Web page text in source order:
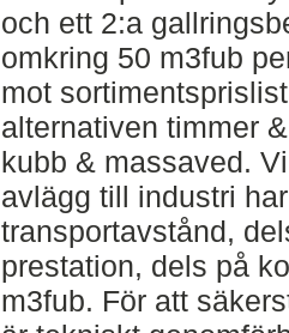
och ett 2:a
omkring 50 m3fub
mot
alternativen timmer
kubb & massaved.
avlägg till industri
transportavstånd,
prestation, dels på
m3fub. För att